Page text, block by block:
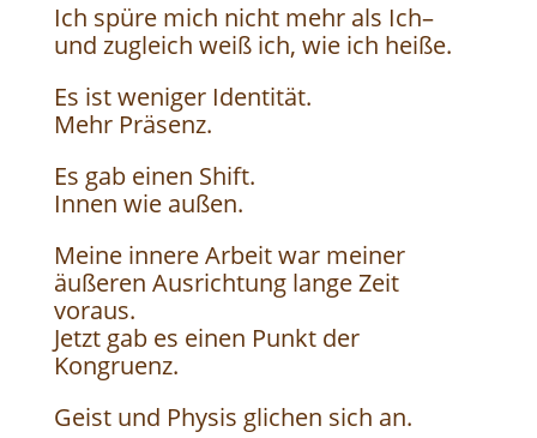
Ich spüre mich nicht mehr als Ich–
und zugleich weiß ich, wie ich heiße.
Es ist weniger Identität.
Mehr Präsenz.
Es gab einen Shift.
Innen wie außen.
Meine innere Arbeit war meiner
äußeren Ausrichtung lange Zeit
voraus.
Jetzt gab es einen Punkt der
Kongruenz.
Geist und Physis glichen sich an.